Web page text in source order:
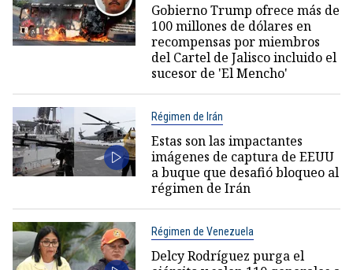
Gobierno Trump ofrece más de
100 millones de dólares en
recompensas por miembros
del Cartel de Jalisco incluido el
sucesor de 'El Mencho'
Régimen de Irán
Estas son las impactantes
imágenes de captura de EEUU
a buque que desafió bloqueo al
régimen de Irán
Régimen de Venezuela
Delcy Rodríguez purga el